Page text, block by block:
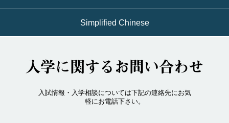
Simplified Chinese
入学に関するお問い合わせ
入試情報・入学相談については下記の連絡先にお気
軽にお電話下さい。